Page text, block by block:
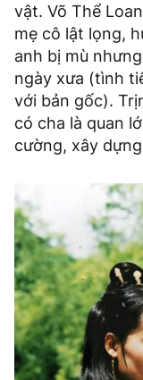
vật. Võ Thể
mẹ cô lật lọng,
anh bị mù
ngày xưa (tình
với bản gốc).
có cha là quan
cường, xây